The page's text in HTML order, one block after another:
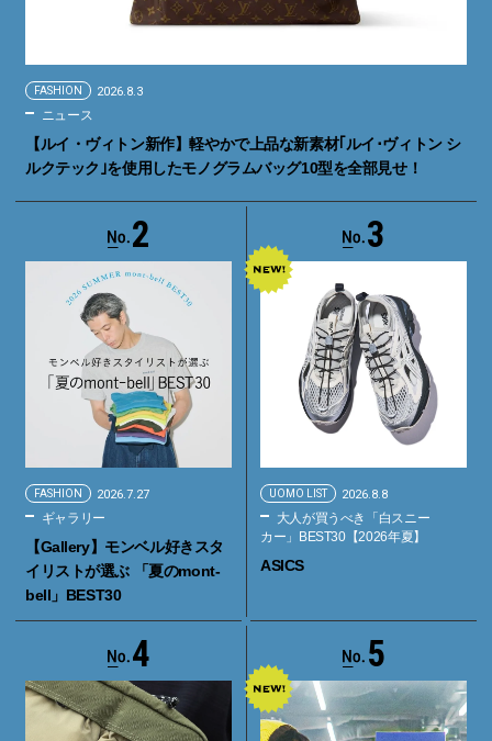
FASHION 2026.8.3
ニュース
【ルイ・ヴィトン新作】軽やかで上品な新素材｢ルイ･ヴィトン シ
ルクテック｣を使用したモノグラムバッグ10型を全部見せ！
2
FASHION 2026.7.27
ギャラリー
【Gallery】モンベル好きスタ
イリストが選ぶ 「夏のmont-
bell」BEST30
3
UOMO LIST 2026.8.8
大人が買うべき「白スニー
カー」BEST30【2026年夏】
ASICS
4 5